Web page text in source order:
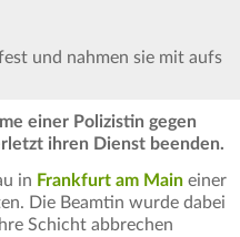
und nahmen sie mit aufs
einer Polizistin gegen
ihren Dienst beenden.
in Frankfurt am Main einer
Die Beamtin wurde dabei
Schicht abbrechen